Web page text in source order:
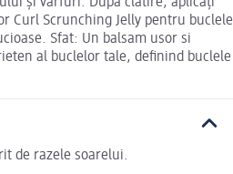
Curl Scrunching Jelly pentru buclele
Sfat: Un balsam usor si
al buclelor tale, definind buclele
de razele soarelui.